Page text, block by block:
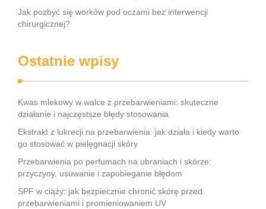
Jak pozbyć się worków pod oczami bez interwencji
chirurgicznej?
Ostatnie wpisy
Kwas mlekowy w walce z przebarwieniami: skuteczne
działanie i najczęstsze błędy stosowania
Ekstrakt z lukrecji na przebarwienia: jak działa i kiedy warto
go stosować w pielęgnacji skóry
Przebarwienia po perfumach na ubraniach i skórze:
przyczyny, usuwanie i zapobieganie błędom
SPF w ciąży: jak bezpiecznie chronić skórę przed
przebarwieniami i promieniowaniem UV